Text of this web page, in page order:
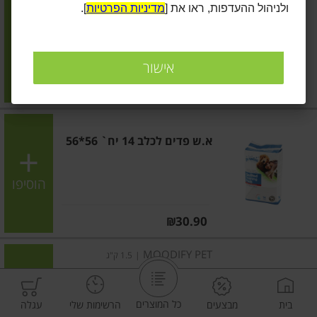
שקיות לאיסוף צרכים
₪13.90
הוסיפו
א.ש פדים לכלב 14 יח` 56*56
₪30.90
הוסיפו
MOODIFY PET 1.5 ק"ג
חול ג'ל לחתולים
בית מבצעים כל המוצרים הרשימות שלי עגלה
ולניהול ההעדפות, ראו את [מדיניות הפרטיות].
אישור